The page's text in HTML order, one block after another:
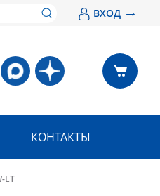
ВХОД →
КОНТАКТЫ
LT